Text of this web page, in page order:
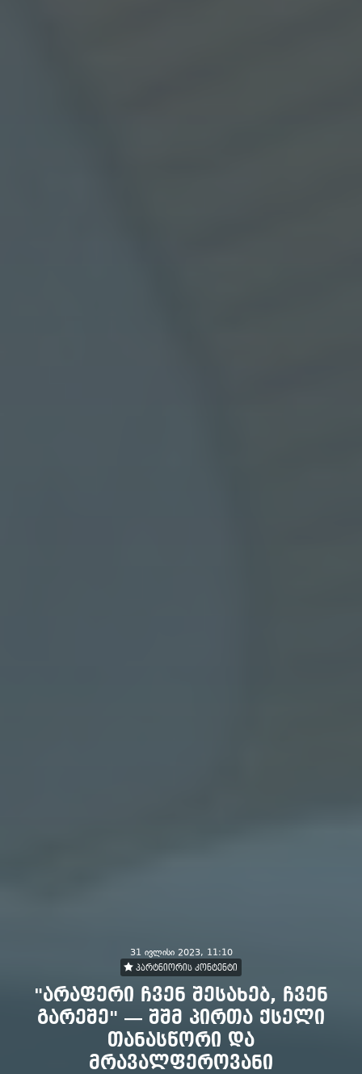
31 ივლისი 2023, 11:10
პარტნიორის კონტენტი
"არაფერი ჩვენ შესახებ, ჩვენ
გარეშე" — შშმ პირთა ქსელი
თანასწორი და
მრავალფეროვანი